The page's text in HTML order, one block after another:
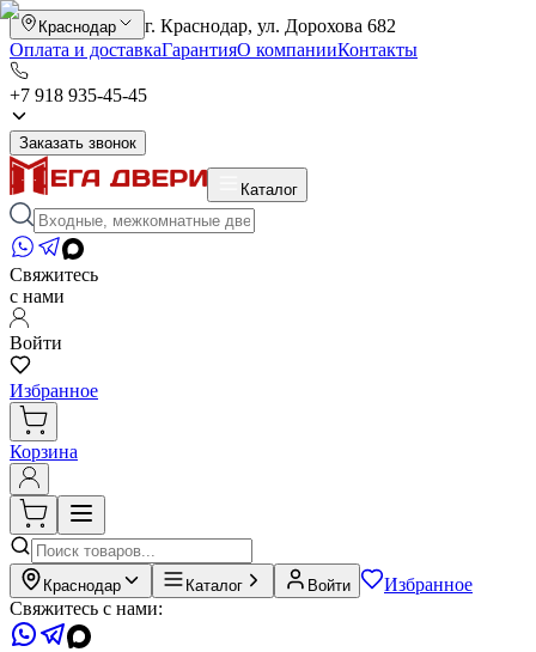
Краснодар
г. Краснодар, ул. Дорохова 682
Оплата и доставкаГарантияО компанииКонтакты
+7 918 935-45-45
Заказать звонок
Каталог
Свяжитесь
с нами
Войти
Избранное
Корзина
Краснодар Каталог Войти
Избранное
Свяжитесь с нами: